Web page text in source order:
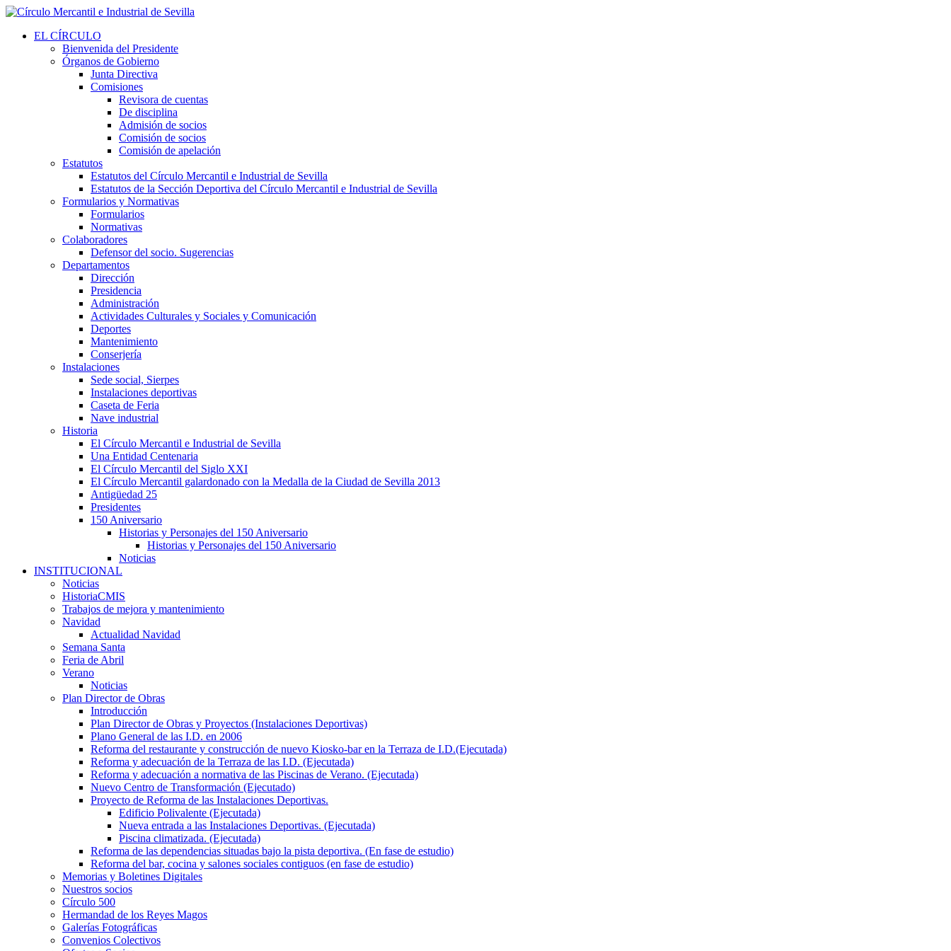
EL CÍRCULO
Bienvenida del Presidente
Órganos de Gobierno
Junta Directiva
Comisiones
Revisora de cuentas
De disciplina
Admisión de socios
Comisión de socios
Comisión de apelación
Estatutos
Estatutos del Círculo Mercantil e Industrial de Sevilla
Estatutos de la Sección Deportiva del Círculo Mercantil e Industrial de Sevilla
Formularios y Normativas
Formularios
Normativas
Colaboradores
Defensor del socio. Sugerencias
Departamentos
Dirección
Presidencia
Administración
Actividades Culturales y Sociales y Comunicación
Deportes
Mantenimiento
Conserjería
Instalaciones
Sede social, Sierpes
Instalaciones deportivas
Caseta de Feria
Nave industrial
Historia
El Círculo Mercantil e Industrial de Sevilla
Una Entidad Centenaria
El Círculo Mercantil del Siglo XXI
El Círculo Mercantil galardonado con la Medalla de la Ciudad de Sevilla 2013
Antigüedad 25
Presidentes
150 Aniversario
Historias y Personajes del 150 Aniversario
Historias y Personajes del 150 Aniversario
Noticias
INSTITUCIONAL
Noticias
HistoriaCMIS
Trabajos de mejora y mantenimiento
Navidad
Actualidad Navidad
Semana Santa
Feria de Abril
Verano
Noticias
Plan Director de Obras
Introducción
Plan Director de Obras y Proyectos (Instalaciones Deportivas)
Plano General de las I.D. en 2006
Reforma del restaurante y construcción de nuevo Kiosko-bar en la Terraza de I.D.(Ejecutada)
Reforma y adecuación de la Terraza de las I.D. (Ejecutada)
Reforma y adecuación a normativa de las Piscinas de Verano. (Ejecutada)
Nuevo Centro de Transformación (Ejecutado)
Proyecto de Reforma de las Instalaciones Deportivas.
Edificio Polivalente (Ejecutada)
Nueva entrada a las Instalaciones Deportivas. (Ejecutada)
Piscina climatizada. (Ejecutada)
Reforma de las dependencias situadas bajo la pista deportiva. (En fase de estudio)
Reforma del bar, cocina y salones sociales contiguos (en fase de estudio)
Memorias y Boletines Digitales
Nuestros socios
Círculo 500
Hermandad de los Reyes Magos
Galerías Fotográficas
Convenios Colectivos